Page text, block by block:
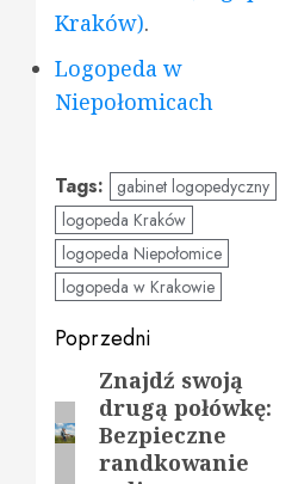
Kraków).
Logopeda w
Niepołomicach
Tags:
gabinet logopedyczny
logopeda Kraków
logopeda Niepołomice
logopeda w Krakowie
Zobacz
wpisy
Poprzedni
Poprzedni
wpis:
Znajdź swoją
drugą połówkę:
Bezpieczne
randkowanie